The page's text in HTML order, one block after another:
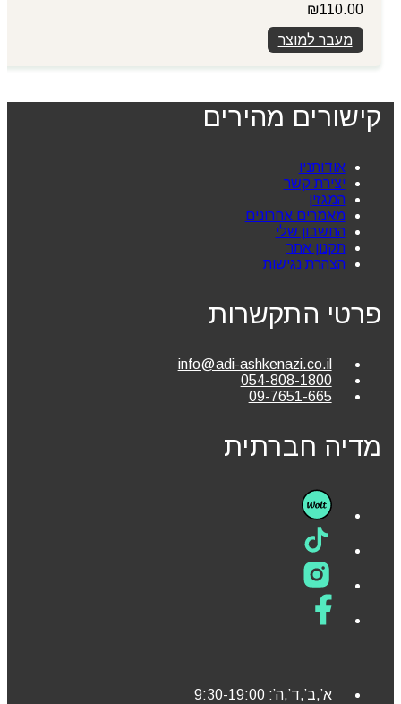
₪110.00
מעבר למוצר
קישורים מהירים
אודותניו
יצירת קשר
המגזין
מאמרים אחרונים
החשבון שלי
תקנון אתר
הצהרת נגישות
פרטי התקשרות
info@adi-ashkenazi.co.il
054-808-1800
09-7651-665
מדיה חברתית
א’,ב’,ד’,ה’: 9:30-19:00